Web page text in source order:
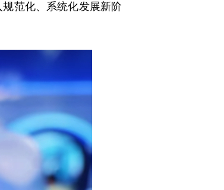
范化、系统化发展新阶